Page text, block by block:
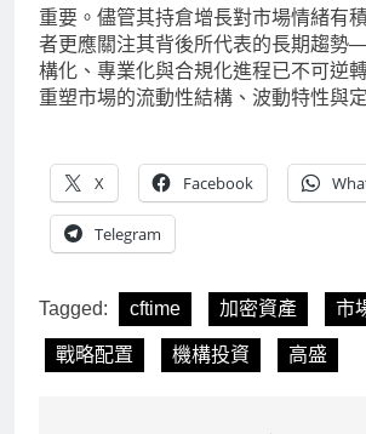
重要。儘管其持倉增長對市場情緒有
者更應關注其背後所代表的長期趨
構化、專業化與合規化進程已不可逆
重塑市場的流動性結構、波動特性與
X Facebook
Telegram
Tagged: cftime 加密資產 市
戰略配置 機構投資 高盛